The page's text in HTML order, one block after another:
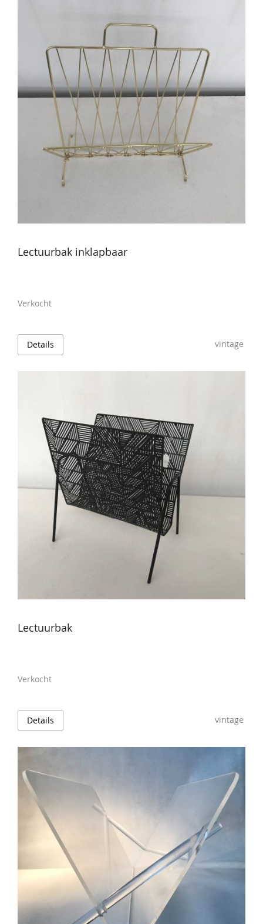
Lectuurbak inklapbaar
Verkocht
Details vintage
Lectuurbak
Verkocht
Details vintage